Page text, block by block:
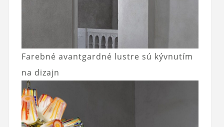
Farebné avantgardné lustre sú kývnutím
na dizajn